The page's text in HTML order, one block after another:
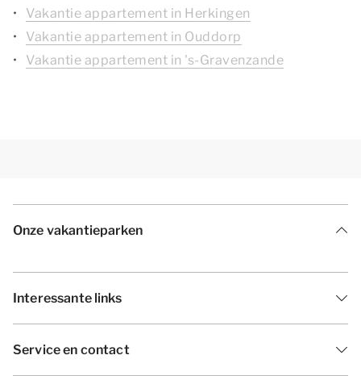
Vakantie appartement in Herkingen
Vakantie appartement in Ouddorp
Vakantie appartement in 's-Gravenzande
Onze vakantieparken
Interessante links
Service en contact